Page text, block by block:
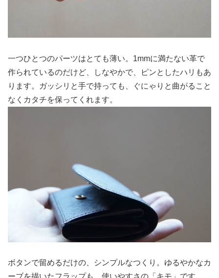
一つひとつのパーツはとても薄い。1mmに満たない革で
作られているのだけど、しなやかで、ピンとしたハリもあ
ります。ガッシリと手で持っても、ぐにゃりと曲がること
なくカタチを保ってくれます。
ボタンで留めるだけの、シンプルなつくり。ゆるやかなカ